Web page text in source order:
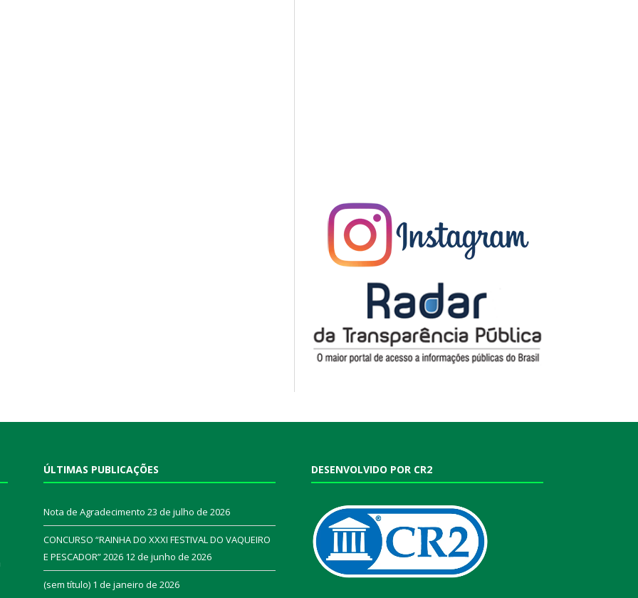
ÚLTIMAS PUBLICAÇÕES
Nota de Agradecimento 23 de julho de 2026
CONCURSO “RAINHA DO XXXI FESTIVAL DO VAQUEIRO
E PESCADOR” 2026 12 de junho de 2026
(sem título) 1 de janeiro de 2026
DESENVOLVIDO POR CR2